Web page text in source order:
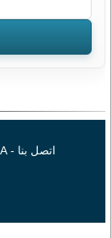
اتصل بنا - DMCA